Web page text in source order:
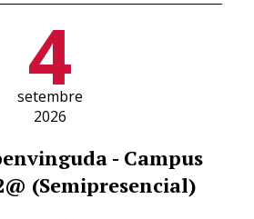
4
setembre
2026
- Campus
(Semipresencial)